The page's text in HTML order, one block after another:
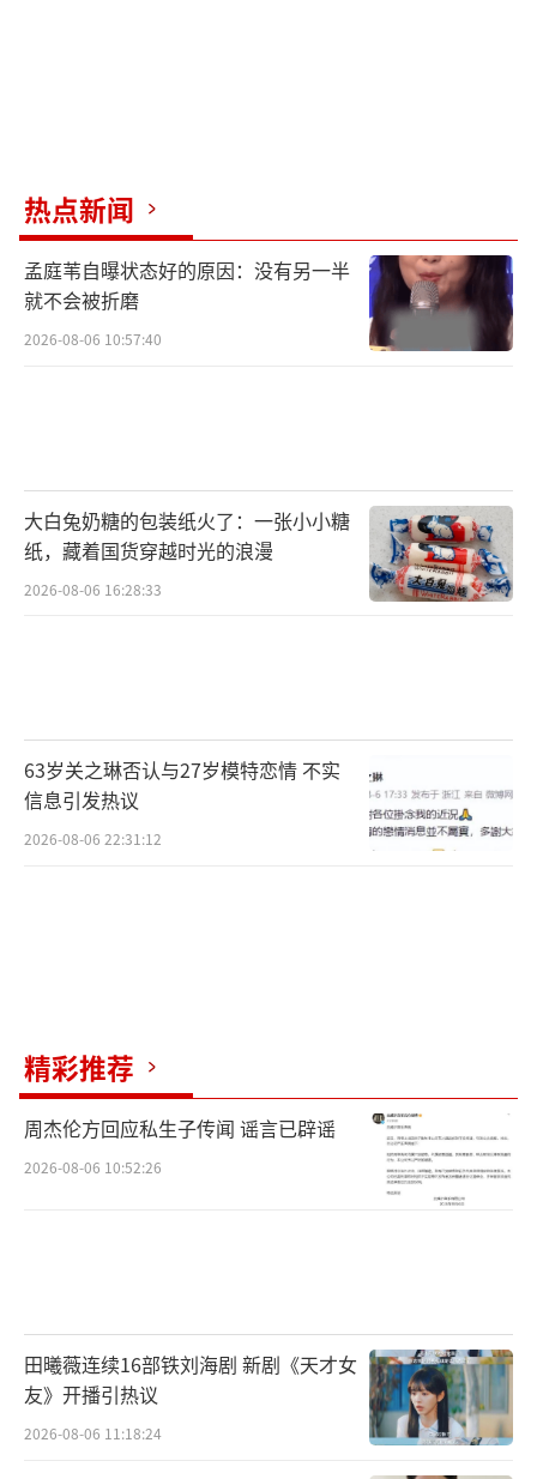
热点新闻
孟庭苇自曝状态好的原因：没有另一半
就不会被折磨
2026-08-06 10:57:40
大白兔奶糖的包装纸火了：一张小小糖
纸，藏着国货穿越时光的浪漫
2026-08-06 16:28:33
63岁关之琳否认与27岁模特恋情 不实
信息引发热议
2026-08-06 22:31:12
精彩推荐
周杰伦方回应私生子传闻 谣言已辟谣
2026-08-06 10:52:26
田曦薇连续16部铁刘海剧 新剧《天才女
友》开播引热议
2026-08-06 11:18:24